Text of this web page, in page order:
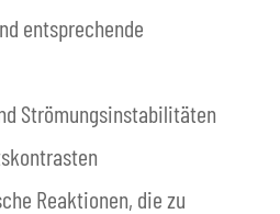
entsprechende
Strömungsinstabilitäten
Reaktionen, die zu